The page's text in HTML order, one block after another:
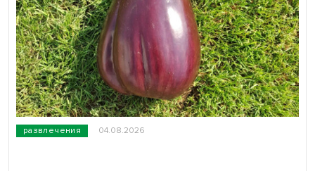
развлечения 04.08.2026